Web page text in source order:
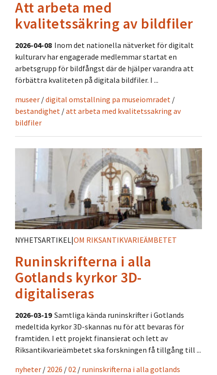
Att arbeta med
kvalitetssäkring av bildfiler
2026-04-08 Inom det nationella nätverket för digitalt
kulturarv har engagerade medlemmar startat en
arbetsgrupp för bildfångst där de hjälper varandra att
förbättra kvaliteten på digitala bildfiler. I ...
museer /digital omstallning pa museiomradet /
bestandighet /att arbeta med kvalitetssakring av
bildfiler
NYHETSARTIKEL|OM RIKSANTIKVARIEÄMBETET
Runinskrifterna i alla
Gotlands kyrkor 3D-
digitaliseras
2026-03-19 Samtliga kända runinskrifter i Gotlands
medeltida kyrkor 3D-skannas nu för att bevaras för
framtiden. I ett projekt finansierat och lett av
Riksantikvarieämbetet ska forskningen få tillgång till ...
nyheter / 2026 /02 / runinskrifterna i alla gotlands